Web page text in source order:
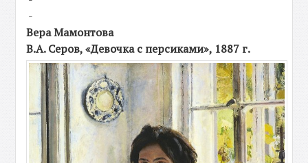
-
Вера Мамонтова
В.А. Серов, «Девочка с персиками», 1887 г.